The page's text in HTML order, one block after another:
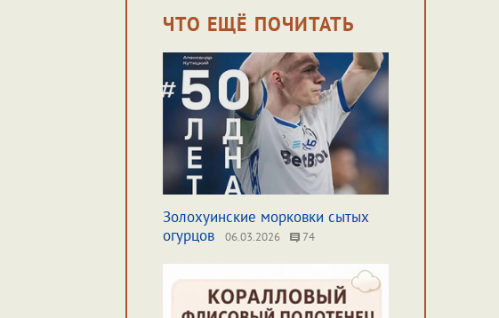
ЧТО ЕЩЁ ПОЧИТАТЬ
Золохуинские морковки сытых
огурцов
06.03.2026 74